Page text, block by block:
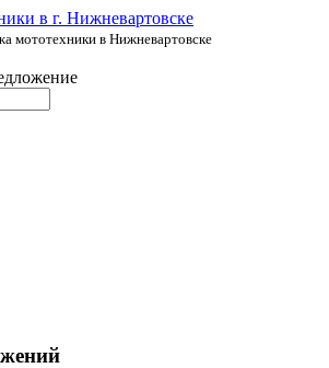
мототехники в Нижневартовске